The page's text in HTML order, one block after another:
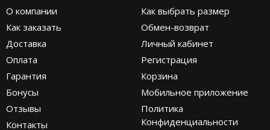
О компании
Как заказать
Доставка
Оплата
Гарантия
Бонусы
Отзывы
Контакты
Как выбрать размер
Обмен-возврат
Личный кабинет
Регистрация
Корзина
Мобильное приложение
Политика
Конфиденциальности